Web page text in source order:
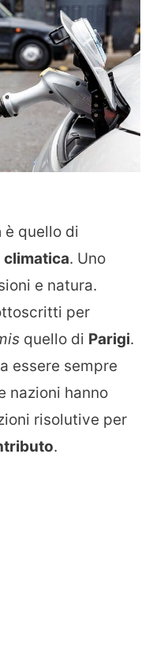
è quello di
. Uno
e natura.
per
quello di Parigi.
essere sempre
nazioni hanno
risolutive per
.